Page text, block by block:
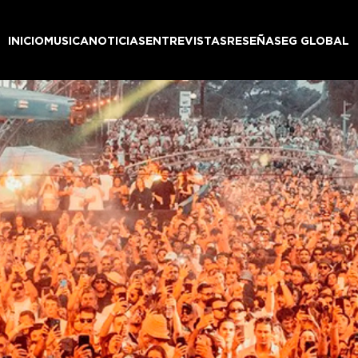
INICIOMUSICANOTICIASENTREVISTASRESEÑASEG GLOBAL